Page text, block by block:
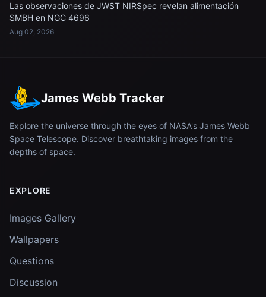
Las observaciones de JWST NIRSpec revelan alimentación
SMBH en NGC 4696
Aug 02, 2026
James Webb Tracker
Explore the universe through the eyes of NASA's James Webb
Space Telescope. Discover breathtaking images from the
depths of space.
EXPLORE
Images Gallery
Wallpapers
Questions
Discussion